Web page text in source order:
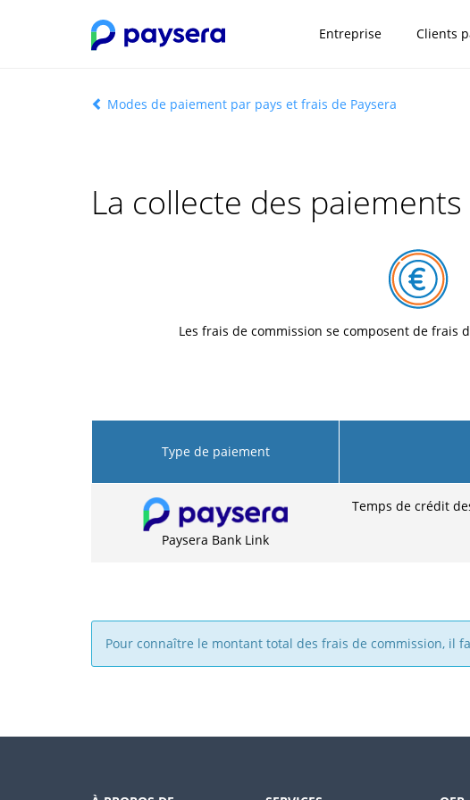
Entreprise Clients
Modes de paiement par pays et frais de Paysera
La collecte des
Les frais de commission se composent de frais
Type de paiement
Paysera Bank Link
Temps de crédit
Pour connaître le montant total des frais de commission, il